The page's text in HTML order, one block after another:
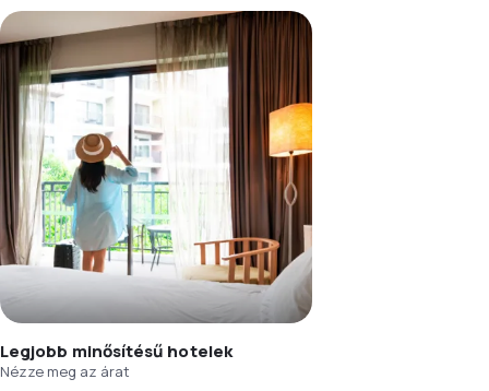
Legjobb minősítésű hotelek
Nézze meg az árat